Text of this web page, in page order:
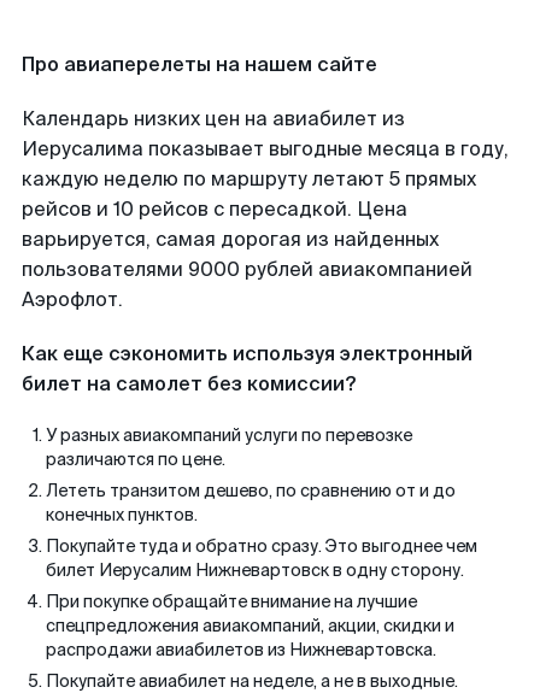
Про авиаперелеты на нашем сайте
Календарь низких цен на авиабилет из
Иерусалима показывает выгодные месяца в году,
каждую неделю по маршруту летают 5 прямых
рейсов и 10 рейсов с пересадкой. Цена
варьируется, самая дорогая из найденных
пользователями 9000 рублей авиакомпанией
Аэрофлот.
Как еще сэкономить используя электронный
билет на самолет без комиссии?
У разных авиакомпаний услуги по перевозке
различаются по цене.
Лететь транзитом дешево, по сравнению от и до
конечных пунктов.
Покупайте туда и обратно сразу. Это выгоднее чем
билет Иерусалим Нижневартовск в одну сторону.
При покупке обращайте внимание на лучшие
спецпредложения авиакомпаний, акции, скидки и
распродажи авиабилетов из Нижневартовска.
Покупайте авиабилет на неделе, а не в выходные.